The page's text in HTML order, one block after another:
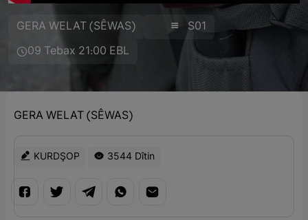
GERA WELAT (SÊWAS)
S01
09 Tebax 21:00 EBL
GERA WELAT (SÊWAS)
KURDŞOP 3544 Dîtin